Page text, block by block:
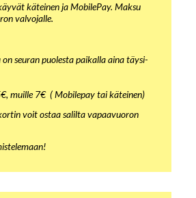
käteinen ja MobilePay. Maksu
valvojalle.
seuran puolesta paikalla aina täysi-
muille 7€ ( Mobilepay tai käteinen)
voit ostaa salilta vapaavuoron